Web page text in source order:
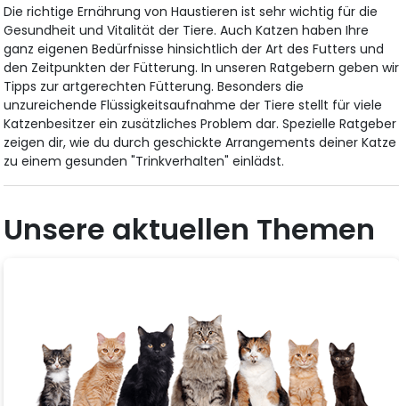
Die richtige Ernährung von Haustieren ist sehr wichtig für die
Gesundheit und Vitalität der Tiere. Auch Katzen haben Ihre
ganz eigenen Bedürfnisse hinsichtlich der Art des Futters und
den Zeitpunkten der Fütterung. In unseren Ratgebern geben wir
Tipps zur artgerechten Fütterung. Besonders die
unzureichende Flüssigkeitsaufnahme der Tiere stellt für viele
Katzenbesitzer ein zusätzliches Problem dar. Spezielle Ratgeber
zeigen dir, wie du durch geschickte Arrangements deiner Katze
zu einem gesunden "Trinkverhalten" einlädst.
Unsere aktuellen Themen